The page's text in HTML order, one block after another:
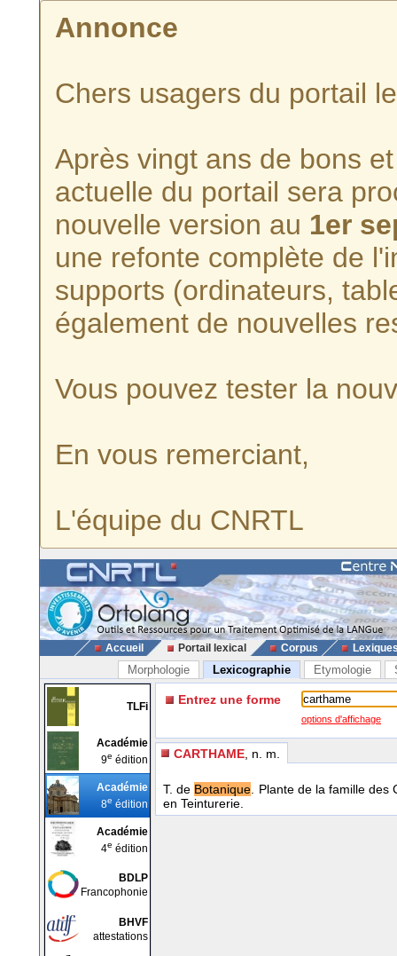
Annonce
Chers usagers du portail
Après vingt ans de bons
actuelle du portail sera
nouvelle version au 1er
une refonte complète de
supports (ordinateurs,
également de nouvelles
Vous pouvez tester la
En vous remerciant,
L'équipe du CNRTL
Accueil Portail lexical Corpus
Morphologie Lexicographie Etymologie
TLFi
Académie
9e édition
Académie
8e édition
Académie
4e édition
BDLP
Francophonie
BHVF
attestations
Entrez une forme
options d'affichage
CARTHAME , n. m.
T. de Botanique. Plante de la famille des
en Teinturerie.